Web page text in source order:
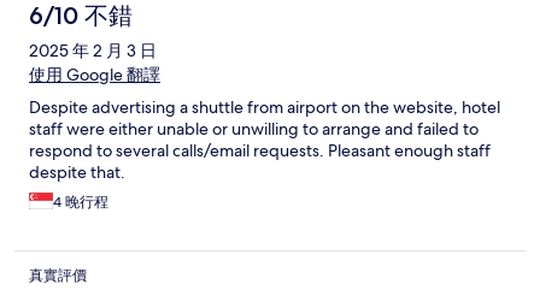
6/10 不錯
2025 年 2 月 3 日
使用 Google 翻譯
Despite advertising a shuttle from airport on the website, hotel
staff were either unable or unwilling to arrange and failed to
respond to several calls/email requests. Pleasant enough staff
despite that.
4 晚行程
真實評價